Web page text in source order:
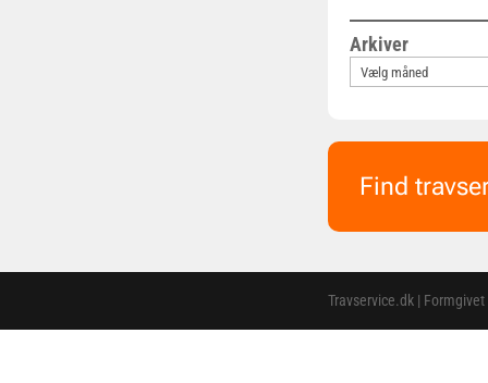
Arkiver
Find
Travservice.dk |